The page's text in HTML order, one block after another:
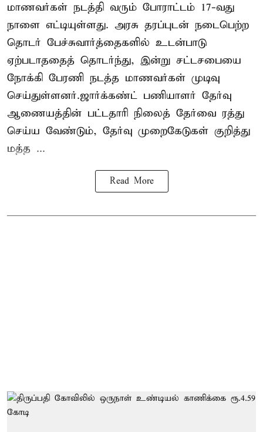
மாணவர்கள் நடத்தி வரும் போராட்டம் 17-வது
நாளை எட்டியுள்ளது. அரசு தரப்புடன் நடைபெற்ற
தொடர் பேச்சுவார்த்தைகளில் உடன்பாடு
ஏற்படாததைத் தொடர்ந்து, இன்று சட்டசபையை
நோக்கி பேரணி நடத்த மாணவர்கள் முடிவு
செய்துள்ளனர்.ஜார்க்கண்ட் பணியாளர் தேர்வு
ஆணையத்தின் பட்டதாரி நிலைத் தேர்வை ரத்து
செய்ய வேண்டும், தேர்வு முறைகேடுகள் குறித்து
மத்த ...
Read More